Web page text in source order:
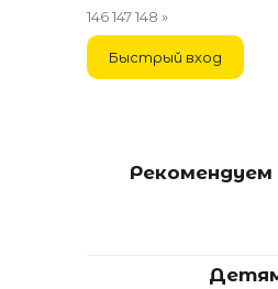
146147148 »
Рекомендуем